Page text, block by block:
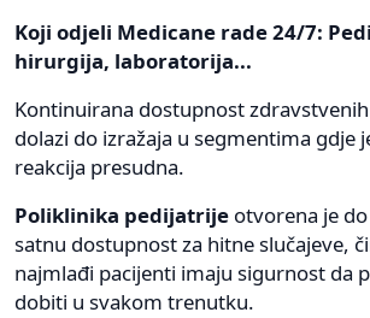
Koji odjeli Medicane rade 24/7:
hirurgija, laboratorija...
Kontinuirana dostupnost
dolazi do izražaja u segmentima gdje
reakcija presudna.
Poliklinika pedijatrije otvorena je
satnu dostupnost za hitne slučajeve,
najmlađi pacijenti imaju sigurnost da
dobiti u svakom trenutku.